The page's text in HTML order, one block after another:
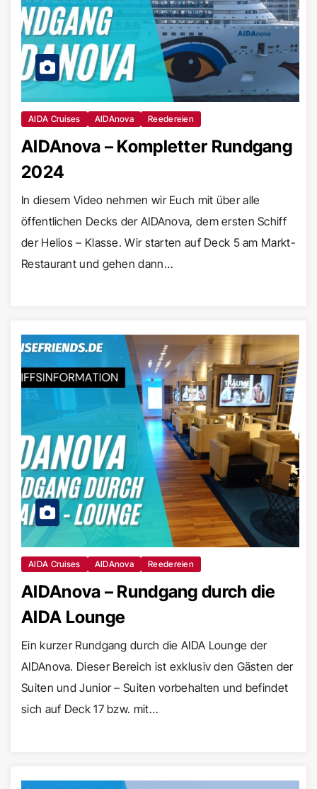
AIDA Cruises AIDAnova Reedereien
AIDAnova – Kompletter Rundgang
2024
In diesem Video nehmen wir Euch mit über alle
öffentlichen Decks der AIDAnova, dem ersten Schiff
der Helios – Klasse. Wir starten auf Deck 5 am Markt-
Restaurant und gehen dann…
AIDA Cruises AIDAnova Reedereien
AIDAnova – Rundgang durch die
AIDA Lounge
Ein kurzer Rundgang durch die AIDA Lounge der
AIDAnova. Dieser Bereich ist exklusiv den Gästen der
Suiten und Junior – Suiten vorbehalten und befindet
sich auf Deck 17 bzw. mit…